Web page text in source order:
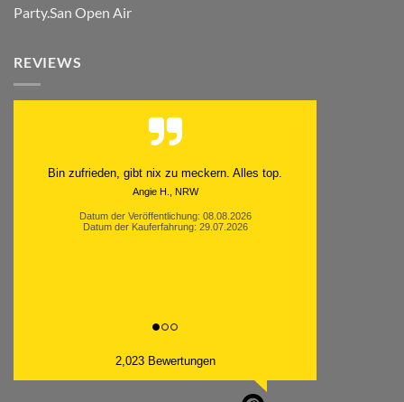
Party.San Open Air
REVIEWS
Schnell. Zuverlässig. Klasse.
Datum der Veröffentlichung: 05.08.2026
Datum der Kauferfahrung: 29.07.2026
2,023 Bewertungen